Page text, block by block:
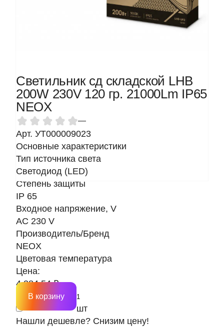
Светильник сд складской LHB
200W 230V 120 гр. 21000Lm IP65
NEOX
—
Арт. УТ000009023
Основные характеристики
Тип источника света
Светодиод (LED)
Степень защиты
IP 65
Входное напряжение, V
AC 230 V
Производитель/Бренд
NEOX
Цветовая температура
Цена:
4 384.54 ₽
шт
В корзину
Нашли дешевле? Снизим цену!